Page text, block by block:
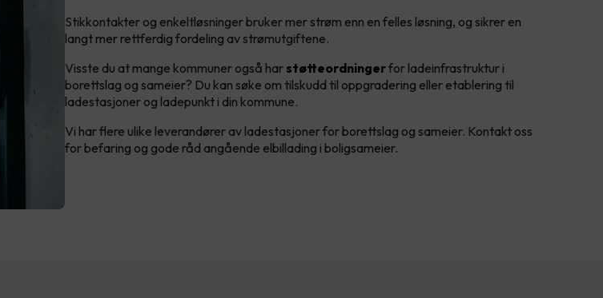
Stikkontakter og enkeltløsninger bruker mer strøm enn en felles løsning, og sikrer en
langt mer rettferdig fordeling av strømutgiftene.
Visste du at mange kommuner også har støtteordningerfor ladeinfrastruktur i
borettslag og sameier? Du kan søke om tilskudd til oppgradering eller etablering til
ladestasjoner og ladepunkt i din kommune.
Vi har flere ulike leverandører av ladestasjoner for borettslag og sameier. Kontakt oss
for befaring og gode råd angående elbillading i boligsameier.